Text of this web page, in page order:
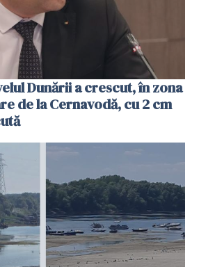
Dunării a crescut, în zona
de la Cernavodă, cu 2 cm